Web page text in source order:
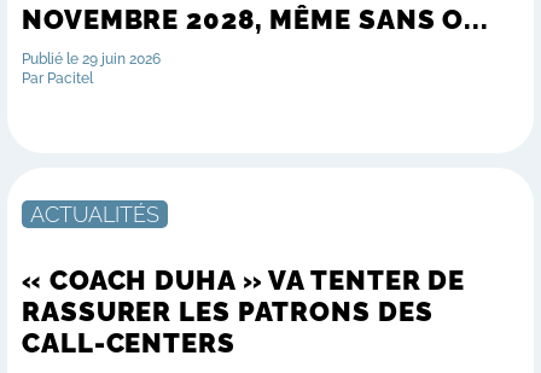
NOVEMBRE 2028, MÊME SANS O...
Publié le 29 juin 2026
Par Pacitel
ACTUALITÉS
« COACH DUHA » VA TENTER DE
RASSURER LES PATRONS DES
CALL-CENTERS